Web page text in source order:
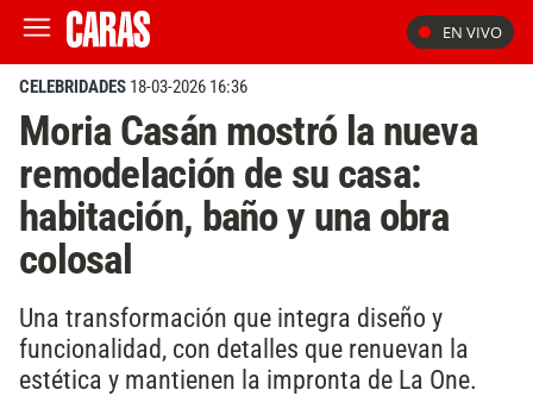
EN VIVO
CELEBRIDADES 18-03-2026 16:36
Moria Casán mostró la nueva
remodelación de su casa:
habitación, baño y una obra
colosal
Una transformación que integra diseño y
funcionalidad, con detalles que renuevan la
estética y mantienen la impronta de La One.